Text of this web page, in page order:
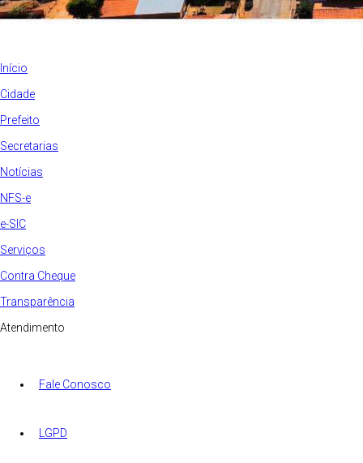
Início
Cidade
Prefeito
Secretarias
Notícias
NFS-e
e-SIC
Serviços
Contra Cheque
Transparência
Atendimento
Fale Conosco
LGPD